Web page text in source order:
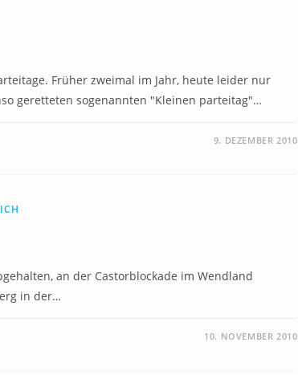
Früher zweimal im Jahr, heute leider nur
geretteten sogenannten "Kleinen parteitag"…
9. DEZEMBER 2010
an der Castorblockade im Wendland
in der…
10. NOVEMBER 2010